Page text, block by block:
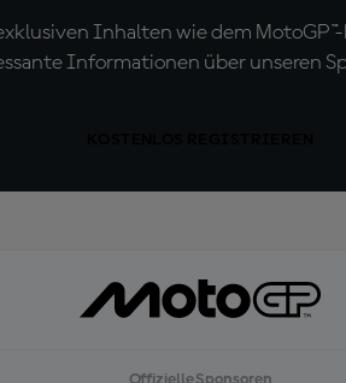
Inhalten wie dem
Informationen über unseren
Offizielle Sponsoren